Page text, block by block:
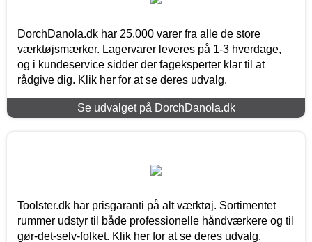
DorchDanola.dk har 25.000 varer fra alle de store
værktøjsmærker. Lagervarer leveres på 1-3 hverdage,
og i kundeservice sidder der fageksperter klar til at
rådgive dig. Klik her for at se deres udvalg.
Se udvalget på DorchDanola.dk
Toolster.dk har prisgaranti på alt værktøj. Sortimentet
rummer udstyr til både professionelle håndværkere og til
gør-det-selv-folket. Klik her for at se deres udvalg.